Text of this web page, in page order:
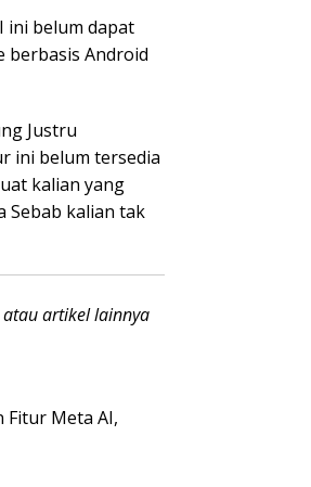
ini belum dapat
berbasis Android
Justru
ini belum tersedia
kalian yang
Sebab kalian tak
atau artikel lainnya
Fitur Meta AI,